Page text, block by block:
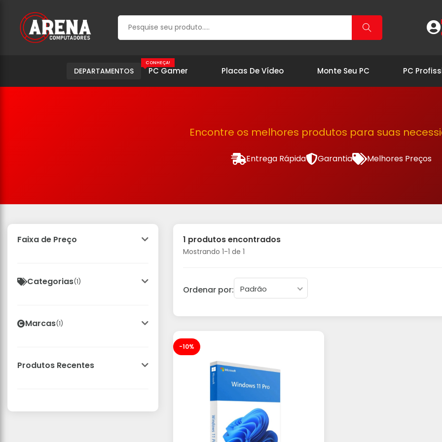
DEPARTAMENTOS PC Gamer
CONHEÇA!
Placas De Vídeo Monte Seu PC PC
Encontre os melhores produtos para suas
Entrega Rápida Garantia Melhores Preços
Faixa de Preço
Categorias(1)
Marcas(1)
Produtos Recentes
1 produtos encontrados
Mostrando 1-1 de 1
Ordenar por: Padrão
-10%